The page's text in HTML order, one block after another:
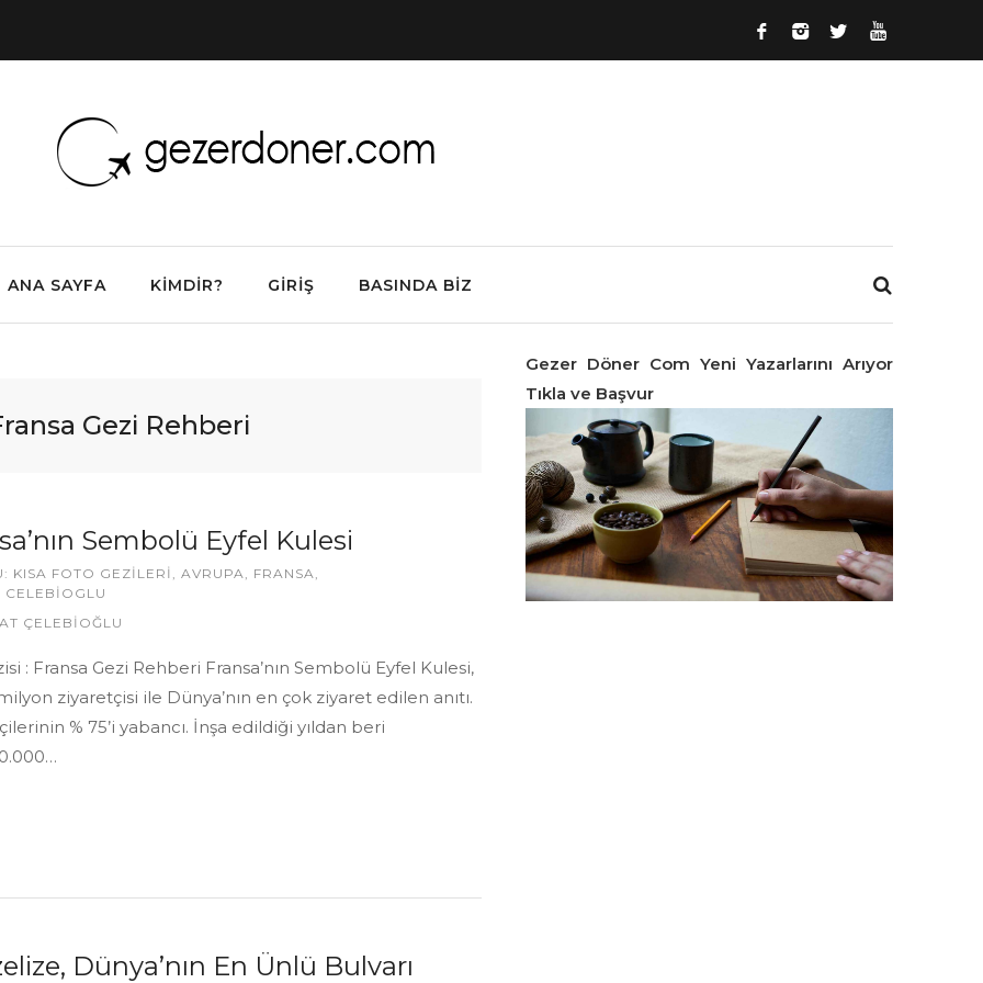
ANA SAYFA KIMDIR? GIRIŞ BASINDA BIZ
Gezi Rehberi
Sembolü Eyfel Kulesi
KISA FOTO GEZILERI , AVRUPA, FRANSA,
CELEBIOGLU
ÇELEBİOĞLU
: Fransa Gezi Rehberi Fransa’nın Sembolü Eyfel Kulesi,
milyon ziyaretçisi ile Dünya’nın en çok ziyaret edilen anıtı.
% 75’i yabancı. İnşa edildiği yıldan beri
Dünya’nın En Ünlü Bulvarı
Gezer Döner Com Yeni Yazarlarını Arıyor
Tıkla ve Başvur